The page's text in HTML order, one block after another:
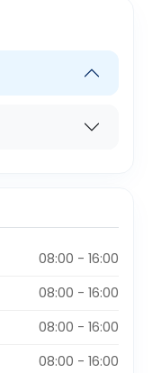
08:00 - 16:00
08:00 - 16:00
08:00 - 16:00
08:00 - 16:00